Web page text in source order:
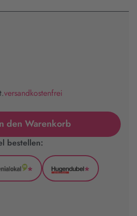
versandkostenfrei
den Warenkorb
bestellen:
GenialLokal
*
Hugendubel
*